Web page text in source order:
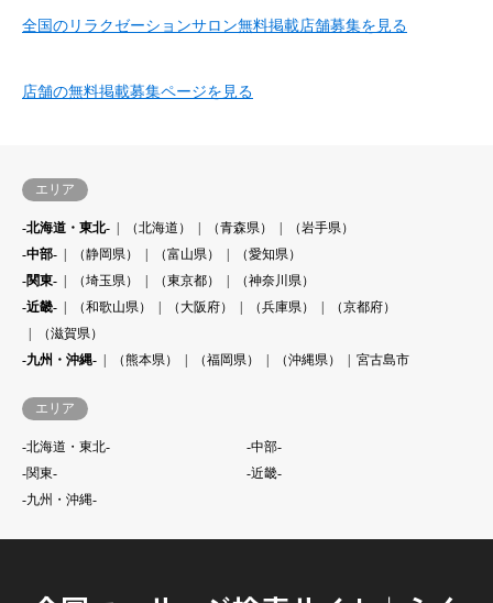
全国のリラクゼーションサロン無料掲載店舗募集を見る
店舗の無料掲載募集ページを見る
エリア
-北海道・東北- （北海道） （青森県）
（岩手県）
-中部-
（静岡県） （富山県）
（愛知県）
-関東-
（埼玉県） （東京都）
（神奈川県）
-近畿-
（和歌山県） （大阪府） （兵庫県）
（京都府）
（滋賀県）
-九州・沖縄-
（熊本県） （福岡県） （沖縄県） 宮古島市
エリア
-北海道・東北-
-中部-
-関東-
-近畿-
-九州・沖縄-